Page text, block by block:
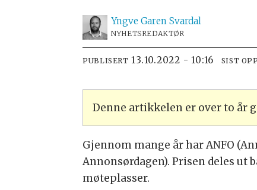
Yngve Garen Svardal
NYHETSREDAKTØR
PUBLISERT 13.10.2022 - 10:16 SIST
Denne artikkelen er over to år
Gjennom mange år har ANFO
Annonsørdagen). Prisen deles ut
møteplasser.